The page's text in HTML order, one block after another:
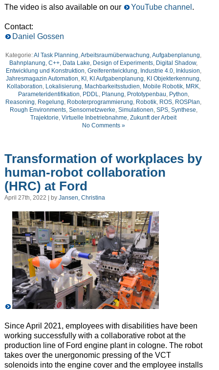
The video isalso availableon our YouTube channel .
Contact:
Daniel Gossen
Kategorie:AI Task Planning,Arbeitsraumüberwachung,Aufgabenplanung,
Bahnplanung,C++, Data Lake, Design of Experiments, Digital Shadow,
Entwicklung und Konstruktion, Greiferentwicklung, Industrie 4.0, Inklusion,
Jahresmagazin Automation, KI , KI Aufgabenplanung, KI Objekterkennung,
Kollaboration, Lokalisierung, Machbarkeitsstudien, Mobile Robotik, MRK,
Parameteridentifikation, PDDL, Planung, Prototypenbau, Python,
Reasoning, Regelung, Roboterprogrammierung, Robotik, ROS, ROSPlan,
Rough Environments, Sensornetzwerke, Simulationen, SPS, Synthese,
Trajektorie,Virtuelle Inbetriebnahme,Zukunft der Arbeit
No Comments »
Transformation of workplaces by
human-robot collaboration
(HRC) at Ford
April 27th, 2022 | by Jansen, Christina
Since April 2021, employees with disabilities have been
working successfully with a collaborative robot at the
production line of Ford engine plant in cologne. The robot
takes over the unergonomic pressing of the VCT
solenoids into the engine cover and the employee installs